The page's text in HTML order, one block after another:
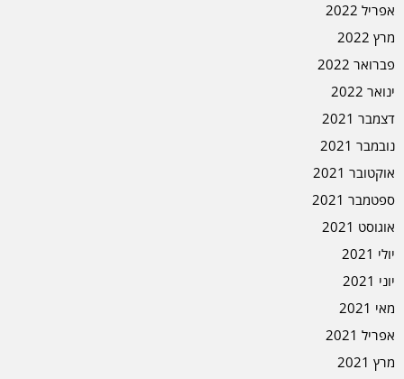
אפריל 2022
מרץ 2022
פברואר 2022
ינואר 2022
דצמבר 2021
נובמבר 2021
אוקטובר 2021
ספטמבר 2021
אוגוסט 2021
יולי 2021
יוני 2021
מאי 2021
אפריל 2021
מרץ 2021